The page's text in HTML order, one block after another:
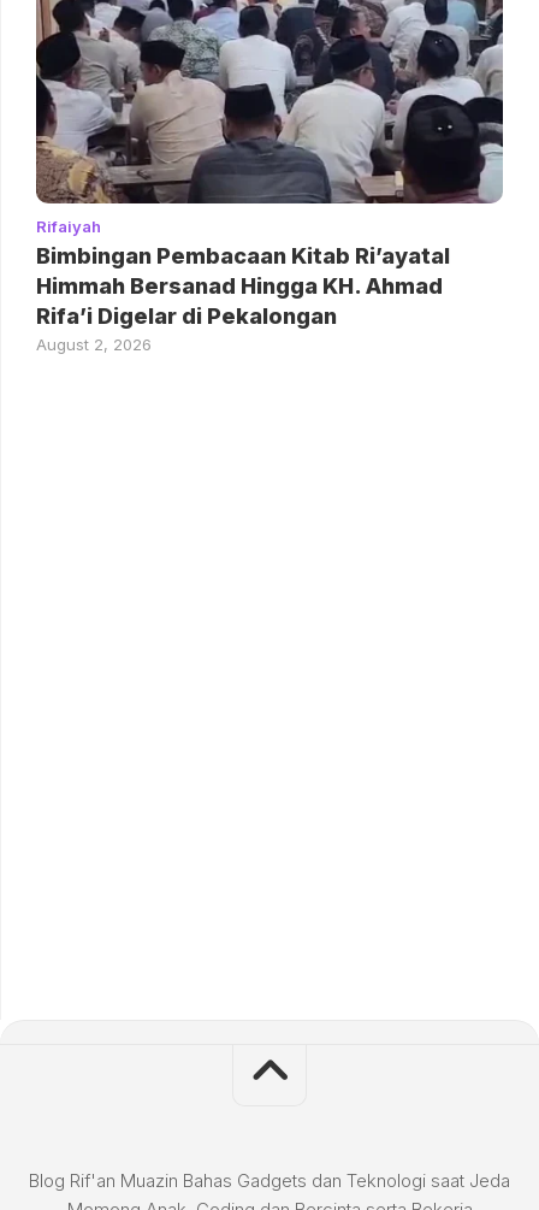
Rifaiyah
Bimbingan Pembacaan Kitab Ri’ayatal
Himmah Bersanad Hingga KH. Ahmad
Rifa’i Digelar di Pekalongan
August 2, 2026
Blog Rif'an Muazin Bahas Gadgets dan Teknologi saat Jeda